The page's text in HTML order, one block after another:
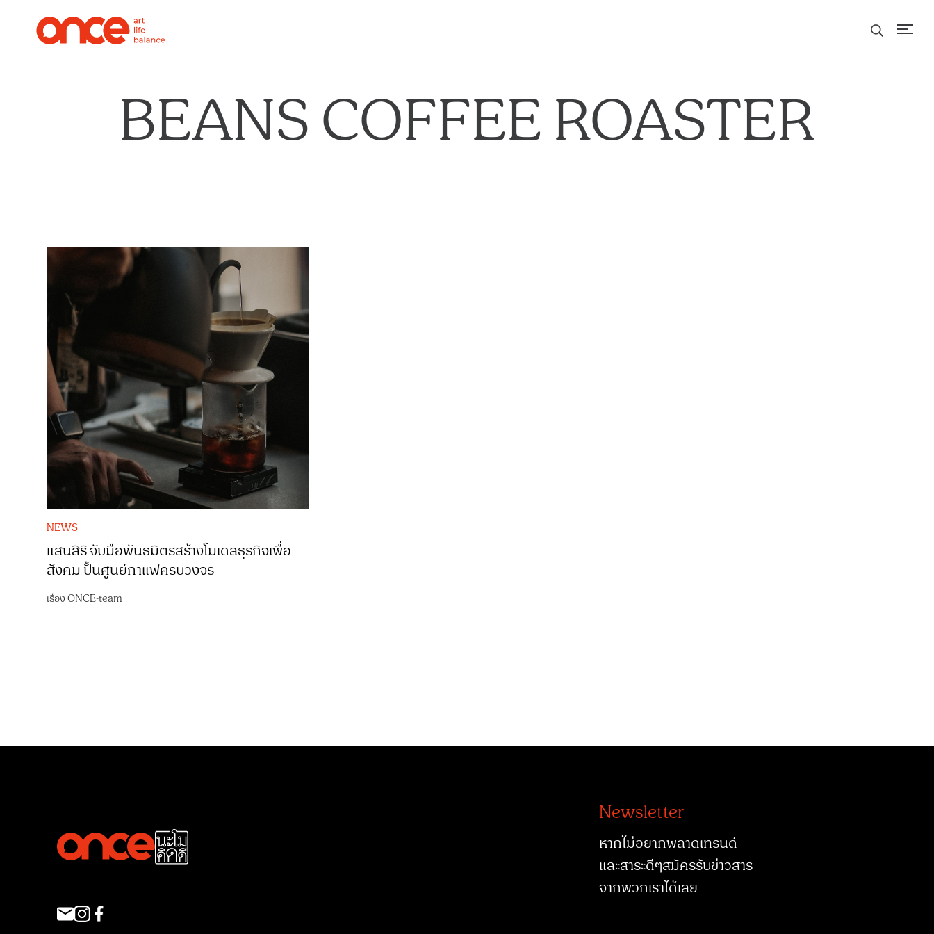
BEANS COFFEE ROASTER
NEWS
แสนสิริ จับมือพันธมิตรสร้างโมเดลธุรกิจเพื่อ
สังคม ปั้นศูนย์กาแฟครบวงจร
เรื่องONCE-team
Newsletter
หากไม่อยากพลาดเทรนด์
และสาระดีๆสมัครรับข่าวสาร
จากพวกเราได้เลย